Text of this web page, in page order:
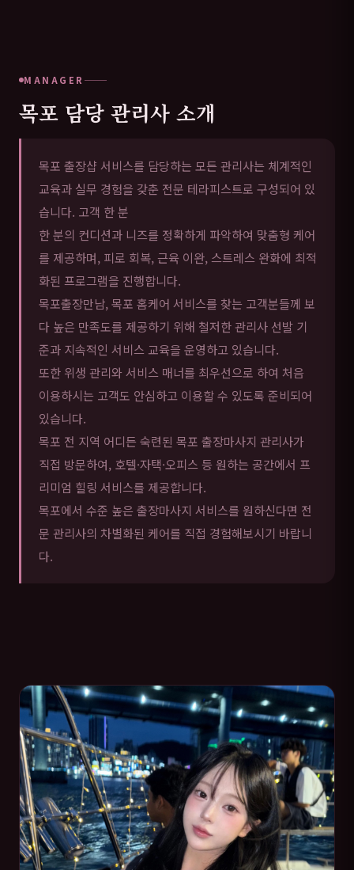
MANAGER
목포 담당 관리사 소개
목포 출장샵 서비스를 담당하는 모든 관리사는 체계적인
교육과 실무 경험을 갖춘 전문 테라피스트로 구성되어 있
습니다. 고객 한 분
한 분의 컨디션과 니즈를 정확하게 파악하여 맞춤형 케어
를 제공하며, 피로 회복, 근육 이완, 스트레스 완화에 최적
화된 프로그램을 진행합니다.
목포출장만남, 목포 홈케어 서비스를 찾는 고객분들께 보
다 높은 만족도를 제공하기 위해 철저한 관리사 선발 기
준과 지속적인 서비스 교육을 운영하고 있습니다.
또한 위생 관리와 서비스 매너를 최우선으로 하여 처음
이용하시는 고객도 안심하고 이용할 수 있도록 준비되어
있습니다.
목포 전 지역 어디든 숙련된 목포 출장마사지 관리사가
직접 방문하여, 호텔·자택·오피스 등 원하는 공간에서 프
리미엄 힐링 서비스를 제공합니다.
목포에서 수준 높은 출장마사지 서비스를 원하신다면 전
문 관리사의 차별화된 케어를 직접 경험해보시기 바랍니
다.
목포 매니저